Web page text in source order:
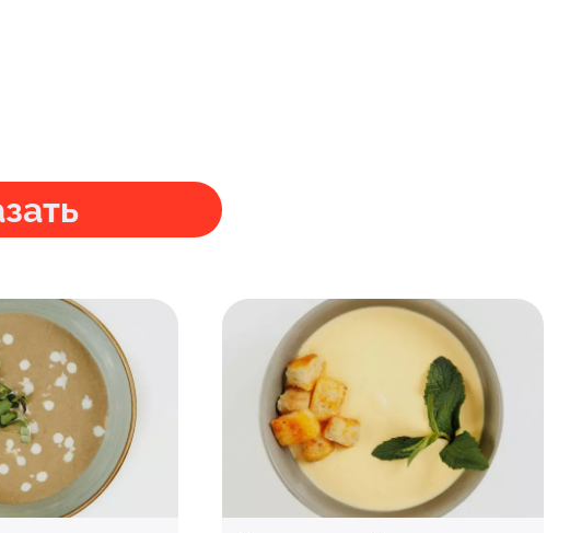
просмотр Быстрый просмотр